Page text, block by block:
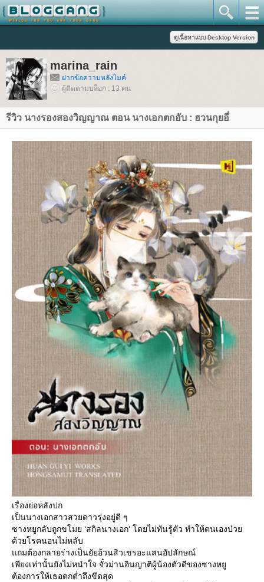
marina_rain
ฝากข้อความหลังไมค์
ผู้ติดตามบล็อก : 13 คน
รีวิว นางรองสองวิญญาณ ตอน นางเอกตกอับ : ฮวนกุยอี่
เรื่องย่อหลังปก
เป็นนางเอกสาวสวยดาวรุ่งอยู่ดี ๆ
ซางหยูกลับถูกขโมย ‘สกิลนางเอก’ โดยไม่ทันรู้ตัว ทำให้ตนเองป่ว
ด้วยโรคนอนไม่หลับ
ถมต้องกลายร่างเป็นยัยอ้วนสิวเขรอะแสนอัปลักษณ์
เพียงเท่านั้นยังไม่หนำใจ จั๋วม่านอินญาติผู้น้องตัวดีของซางหยู
ต้องการให้เธอตกต่ำถึงขีดสุด